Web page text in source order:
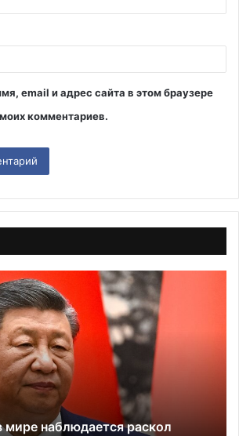
email и адрес сайта в этом браузере
комментариев.
совещание Путина с
Совбеза России